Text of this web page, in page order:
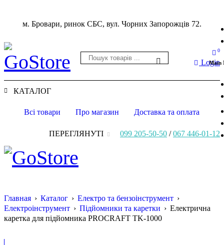
Main
м. Бровари, ринок СБС, вул. Чорних Запорожців 72.
0
Login
КАТАЛОГ
Всі товари Про магазин Доставка та оплата
099 205-50-50 /067 446-01-12
ПЕРЕГЛЯНУТІ
Главная › Каталог › Електро та бензоінструмент ›
Електроінструмент › Підйомники та каретки › Електрична
каретка для підйомника PROCRAFT TK-1000